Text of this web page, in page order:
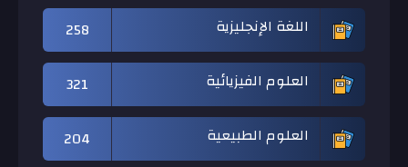
اللغة الإنجليزية
258
العلوم الفيزيائية
321
العلوم الطبيعية
204